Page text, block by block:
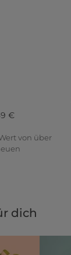
€
von über
dich